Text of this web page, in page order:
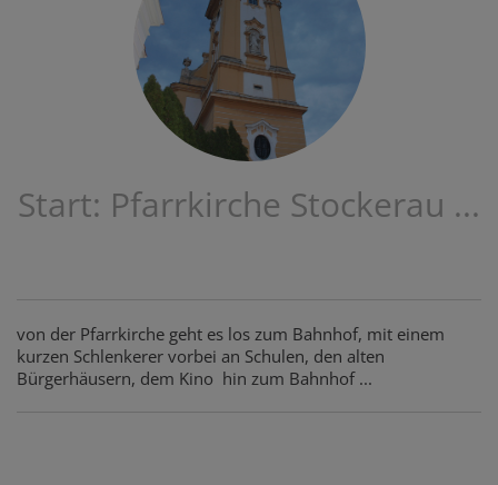
Start: Pfarrkirche Stockerau ...
von der Pfarrkirche geht es los zum Bahnhof, mit einem
kurzen Schlenkerer vorbei an Schulen, den alten
Bürgerhäusern, dem Kino hin zum Bahnhof ...